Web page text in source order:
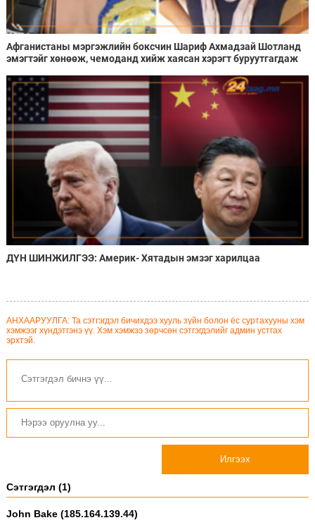
Афганистаны мэргэжлийн боксчин Шариф Ахмадзай Шотланд
эмэгтэйг хөнөөж, чемоданд хийж хаясан хэрэгт буруутгагдаж
ДҮН ШИНЖИЛГЭЭ: Америк- Хятадын эмзэг харилцаа
АНХААРУУЛГА: Та сэтгэгдэл бичихдээ хууль зүйн болон ёс суртахууны хэм
хэмжээг хүндэтгэнэ үү. Хэм хэмжээ зөрчсөн сэтгэгдэлийг админ устгах
эрхтэй.
Илгээх
Сэтгэгдэл (1)
John Bake (185.164.139.44)